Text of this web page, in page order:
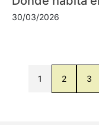
30/03/2026
1 2 3